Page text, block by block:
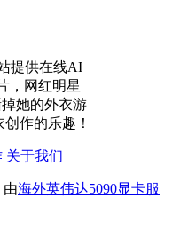
提供在线AI
，网红明星
她的外衣游
作的乐趣！
关于我们
由海外英伟达5090显卡服